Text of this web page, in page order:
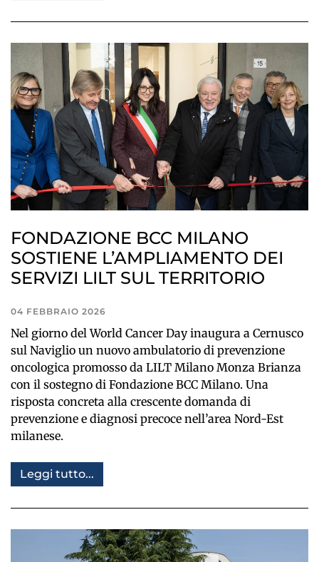
FONDAZIONE BCC MILANO
SOSTIENE L’AMPLIAMENTO DEI
SERVIZI LILT SUL TERRITORIO
04 FEBBRAIO 2026
Nel giorno del World Cancer Day inaugura a Cernusco
sul Naviglio un nuovo ambulatorio di prevenzione
oncologica promosso da LILT Milano Monza Brianza
con il sostegno di Fondazione BCC Milano. Una
risposta concreta alla crescente domanda di
prevenzione e diagnosi precoce nell’area Nord-Est
milanese.
Leggi tutto...